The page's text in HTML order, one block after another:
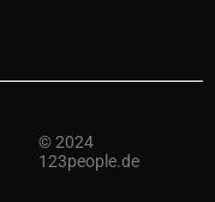
© 2024
123people.de